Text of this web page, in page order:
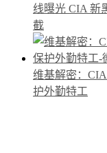
线曝光 CIA 新
截
维基解密：
护外勤特工